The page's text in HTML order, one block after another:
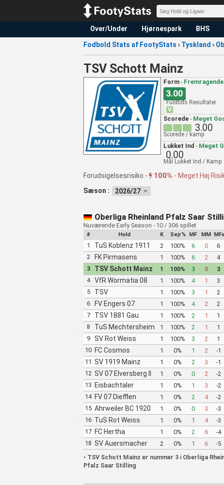
Over/Under Hjørnespark BHS
Fodbold Stats af FootyStats › Tyskland ›
TSV Schott Mainz
Form - Fremragende
3.00
Fuldtids Resultater
V
Scorede - Meget
3.00
Scorede / kamp
Lukket Ind - Meget
0.00
Mål Lukket Ind / Kamp
Forudsigelsesrisiko - 100% - Meget Høj
Sæson :
2026/27
Oberliga Rheinland Pfalz Saar
Nuværende Early Season - 10 / 306 spillet
# Hold K Sejr% MF MM
1 TuS Koblenz 1911 2 100% 6 0 6
2
FK Pirmasens 1 100% 6 2 4
3
TSV Schott Mainz 1 100% 3 0 3
4
VfR Wormatia 08
Worms
1 100% 4 1 3
5
TSV
Emmelshausen
1 100% 3 1 2
6
FV Engers 07 1 100% 4 2 2
7
TSV 1881 Gau
Odernheim
1 100% 2 1 1
8
TuS Mechtersheim
1914
1 100% 2 1 1
9
SV Rot Weiss
Wittlich 1993
1 100% 3 2 1
10 FC Cosmos
Koblenz
1 0% 1 2 -1
11 SV 1919 Mainz
Gonsenheim
1 0% 2 3 -1
12 SV 07 Elversberg II 1 0% 0 2 -2
13 Eisbachtaler
Sportfreunde
1 0% 1 3 -2
14 FV 07 Diefflen 1 0% 2 4 -2
15 Ahrweiler BC 1920 1 0% 0 3 -3
16 TuS Rot Weiss
Koblenz
1 0% 1 4 -3
17 FC Hertha
Wiesbach
1 0% 2 6 -4
18 SV Auersmacher 2 0% 1 6 -5
• TSV Schott Mainz er nummer 3 i Oberliga
Pfalz Saar Stilling